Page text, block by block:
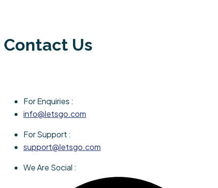
Contact Us
For Enquiries :
info@letsgo.com
For Support :
support@letsgo.com
We Are Social :